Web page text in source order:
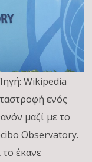
Wikipedia
ενός
μαζί με το
Observatory.
έκανε